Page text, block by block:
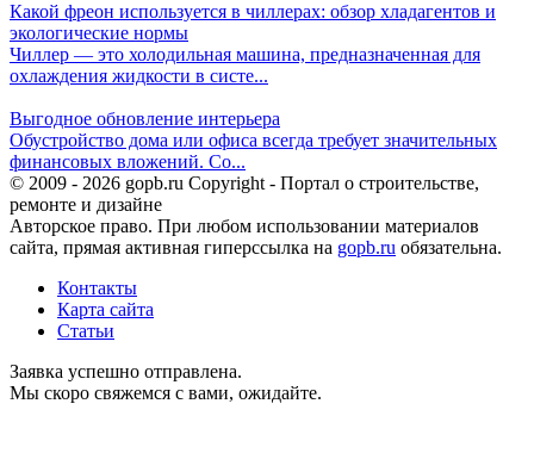
Какой фреон используется в чиллерах: обзор хладагентов и
экологические нормы
Чиллер — это холодильная машина, предназначенная для
охлаждения жидкости в систе...
Выгодное обновление интерьера
Обустройство дома или офиса всегда требует значительных
финансовых вложений. Со...
© 2009 - 2026 gopb.ru Copyright - Портал о строительстве,
ремонте и дизайне
Авторское право. При любом использовании материалов
сайта, прямая активная гиперссылка на gopb.ru обязательна.
Контакты
Карта сайта
Статьи
Заявка успешно отправлена.
Мы скоро свяжемся с вами, ожидайте.